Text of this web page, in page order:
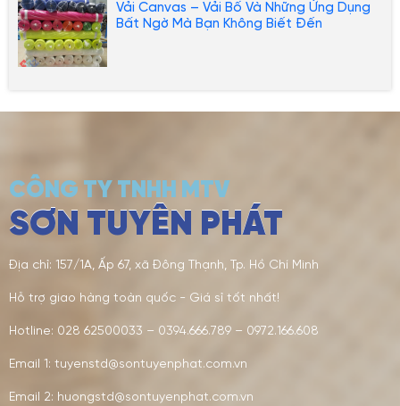
Vải Canvas – Vải Bố Và Những Ứng Dụng
Bất Ngờ Mà Bạn Không Biết Đến
CÔNG TY TNHH MTV
SƠN TUYÊN PHÁT
Địa chỉ: 157/1A, Ấp 67, xã Đông Thạnh, Tp. Hồ Chí Minh
Hỗ trợ giao hàng toàn quốc - Giá sỉ tốt nhất!
Hotline: 028 62500033 – 0394.666.789 – 0972.166.608
Email 1: tuyenstd@sontuyenphat.com.vn
Email 2: huongstd@sontuyenphat.com.vn